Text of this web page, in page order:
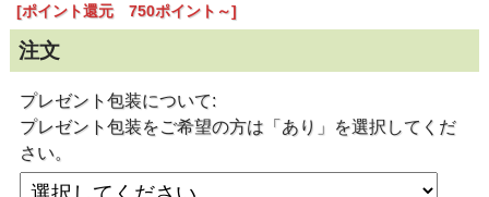
[ポイント還元 750ポイント～]
注文
プレゼント包装について:
プレゼント包装をご希望の方は「あり」を選択してくだ
さい。